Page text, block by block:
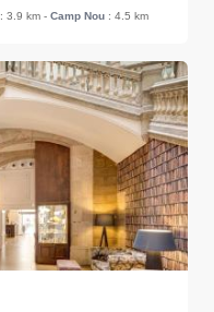
: 3.9 km - Camp Nou : 4.5 km